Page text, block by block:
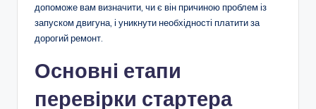
допоможе вам визначити, чи є він причиною проблем із
запуском двигуна, і уникнути необхідності платити за
дорогий ремонт.
Основні етапи
перевірки стартера